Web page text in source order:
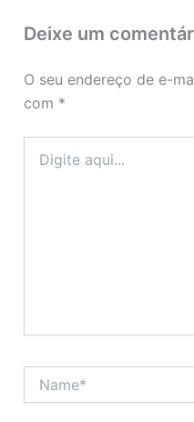
Deixe um
O seu endereço de e-
com *
aqui...